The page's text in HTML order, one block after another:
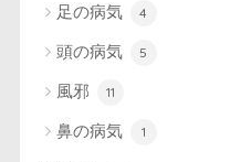
足の病気 4
頭の病気 5
風邪 11
鼻の病気 1